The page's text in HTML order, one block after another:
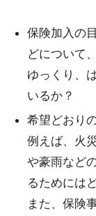
保険加入の
どについて
ゆっくり、
いるか？
希望どおり
例えば、火
や豪雨など
るためには
また、保険